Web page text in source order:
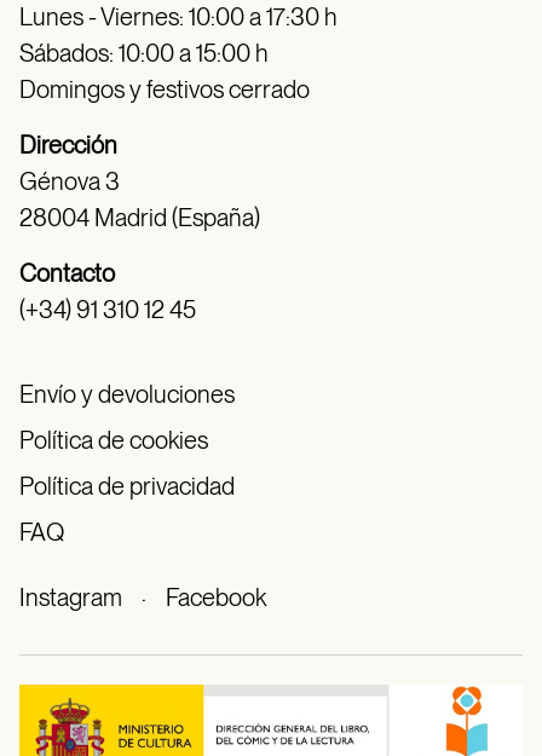
Lunes - Viernes: 10:00 a 17:30 h
Sábados: 10:00 a 15:00 h
Domingos y festivos cerrado
Dirección
Génova 3
28004 Madrid (España)
Contacto
(+34) 91 310 12 45
Envío y devoluciones
Política de cookies
Política de privacidad
FAQ
Instagram · Facebook